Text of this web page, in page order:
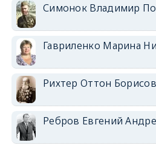
Симонок Владимир
Гавриленко Марина
Рихтер Оттон
Ребров Евгений